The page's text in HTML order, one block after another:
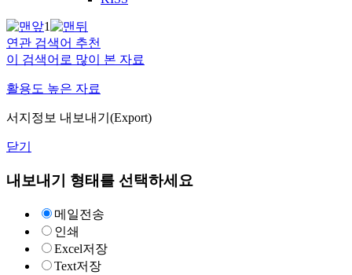
1
연관 검색어 추천
이 검색어로 많이 본 자료
활용도 높은 자료
서지정보 내보내기(Export)
닫기
내보내기 형태를 선택하세요
메일전송
인쇄
Excel저장
Text저장